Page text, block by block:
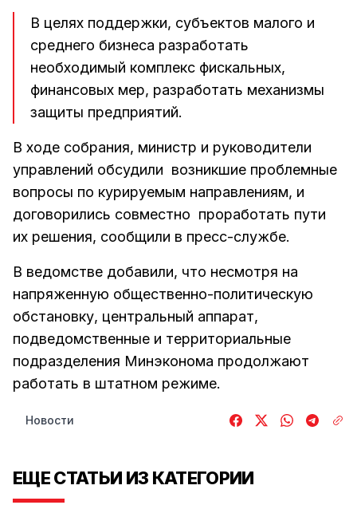
В целях поддержки, субъектов малого и
среднего бизнеса разработать
необходимый комплекс фискальных,
финансовых мер, разработать механизмы
защиты предприятий.
В ходе собрания, министр и руководители
управлений обсудили возникшие проблемные
вопросы по курируемым направлениям, и
договорились совместно проработать пути
их решения, сообщили в пресс-службе.
В ведомстве добавили, что несмотря на
напряженную общественно-политическую
обстановку, центральный аппарат,
подведомственные и территориальные
подразделения Минэконома продолжают
работать в штатном режиме.
Новости
ЕЩЕ СТАТЬИ ИЗ КАТЕГОРИИ